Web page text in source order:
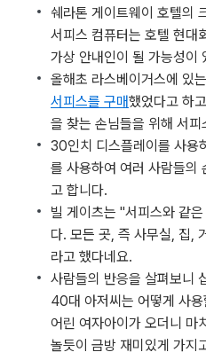
쉐라톤 게이트웨이 호텔의
서피스 컴퓨터는 호텔 현대
가상 안내인이 될 가능성이
올해초 라스베이거스에 있
서피스를 구매했었다고 하
을 찾는 손님들을 위해 서
30인치 디스플레이를 사용
를 사용하여 여러 사람들의
고 합니다.
빌 게이츠는 "서피스와 같
다. 모든 곳, 즉 사무실, 집,
라고 했다네요.
사람들의 반응을 살펴보니
40대 아저씨는 어떻게 사
어린 여자아이가 오더니 마
놀듯이 금방 재미있게 가지